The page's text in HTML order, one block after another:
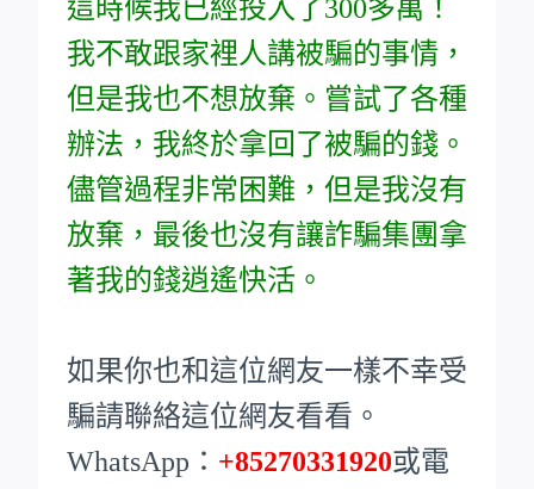
這時候我已經投入了300多萬！
我不敢跟家裡人講被騙的事情，
但是我也不想放棄。嘗試了各種
辦法，我終於拿回了被騙的錢。
儘管過程非常困難，但是我沒有
放棄，最後也沒有讓詐騙集團拿
著我的錢逍遙快活。
如果你也和這位網友一樣不幸受
騙請聯絡這位網友看看。
WhatsApp： +85270331920或電